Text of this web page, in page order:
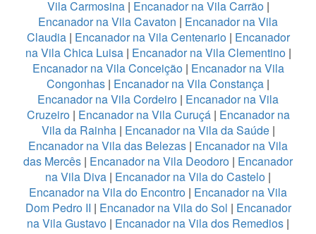
Vila Carmosina| Encanador na Vila Carrão|
Encanador na Vila Cavaton | Encanador na Vila
Claudia| Encanador na Vila Centenario| Encanador
na Vila Chica Luisa | Encanador na Vila Clementino|
Encanador na Vila Conceição| Encanador na Vila
Congonhas | Encanador na Vila Constança |
Encanador na Vila Cordeiro | Encanador na Vila
Cruzeiro | Encanador na Vila Curuçá | Encanador na
Vila da Rainha | Encanador na Vila da Saúde|
Encanador na Vila das Belezas | Encanador na Vila
das Mercês | Encanador na Vila Deodoro | Encanador
na Vila Diva | Encanador na Vila do Castelo |
Encanador na Vila do Encontro | Encanador na Vila
Dom Pedro II | Encanador na Vila do Sol | Encanador
na Vila Gustavo | Encanador na Vila dos Remedios |